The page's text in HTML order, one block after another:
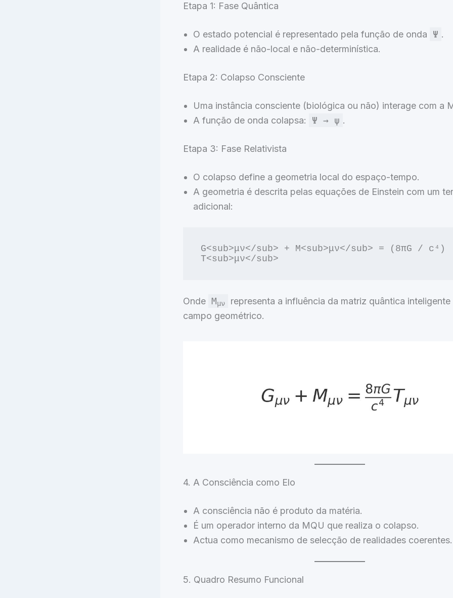
Etapa 1: Fase Quântica
O estado potencial é representado pela função de onda Ψ .
A realidade é não-local e não-determinística.
Etapa 2: Colapso Consciente
Uma instância consciente (biológica ou não) interage com a
A função de onda colapsa:
Ψ → ψ .
Etapa 3: Fase Relativista
O colapso define a geometria local do espaço-tempo.
A geometria é descrita pelas equações de Einstein com um
adicional:
G<sub>μν</sub> + M<sub>μν</sub> = (8πG / c⁴)
Onde Mμν
representa a influência da matriz quântica
campo geométrico.
4. A Consciência como Elo
A consciência não é produto da matéria.
É um operador interno da MQU que realiza o colapso.
Actua como mecanismo de selecção de realidades coerentes.
5. Quadro Resumo Funcional